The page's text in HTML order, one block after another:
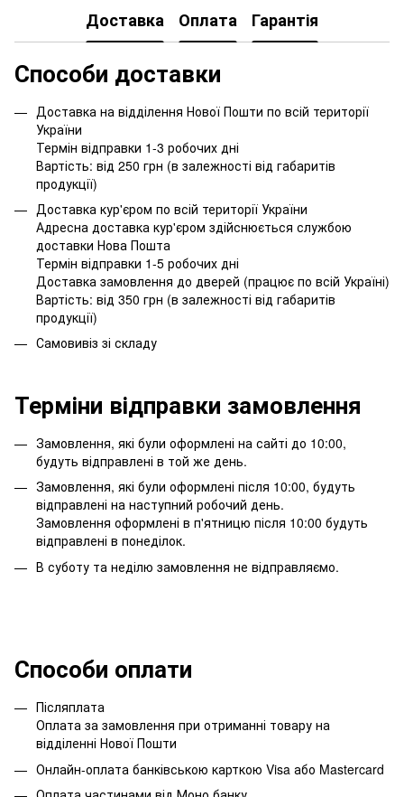
Доставка Оплата Гарантія
Способи доставки
Доставка на відділення Нової Пошти по всій території
України
Термін відправки 1-3 робочих дні
Вартість: від 250 грн (в залежності від габаритів
продукції)
Доставка кур'єром по всій території України
Адресна доставка кур'єром здійснюється службою
доставки Нова Пошта
Термін відправки 1-5 робочих дні
Доставка замовлення до дверей (працює по всій Україні)
Вартість: від 350 грн (в залежності від габаритів
продукції)
Самовивіз зі складу
Терміни відправки замовлення
Замовлення, які були оформлені на сайті до 10:00,
будуть відправлені в той же день.
Замовлення, які були оформлені після 10:00, будуть
відправлені на наступний робочий день.
Замовлення оформлені в п'ятницю після 10:00 будуть
відправлені в понеділок.
В суботу та неділю замовлення не відправляємо.
Способи оплати
Післяплата
Оплата за замовлення при отриманні товару на
відділенні Нової Пошти
Онлайн-оплата банківською карткою Visa або Mastercard